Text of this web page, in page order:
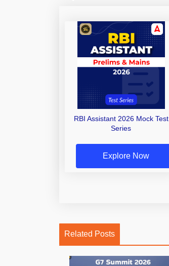
RBI Assistant 2026 Mock Test
Series
Explore Now
Related Posts